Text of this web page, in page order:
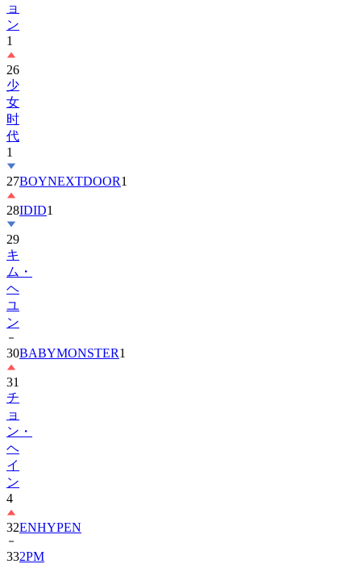
ョ
ン
1
26
少
女
时
代
1
27BOYNEXTDOOR1
28IDID1
29
キ
ム・
ヘ
ユ
ン
30BABYMONSTER1
31
チ
ョ
ン・
ヘ
イ
ン
4
32ENHYPEN
332PM